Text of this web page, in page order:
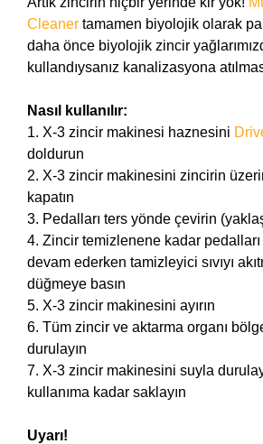
Cleaner tamamen biyolojik olarak
daha önce biyolojik zincir
kullandıysanız kanalizasyona
Nasıl kullanılır:
1. X-3 zincir makinesi haznesini
doldurun
2. X-3 zincir makinesini zincirin
kapatın
3. Pedalları ters yönde çevirin
4. Zincir temizlenene kadar
devam ederken tamizleyici sıvıyı
düğmeye basın
5. X-3 zincir makinesini ayırın
6. Tüm zincir ve aktarma organı
durulayın
7. X-3 zincir makinesini suyla
kullanıma kadar saklayın
Uyarı!